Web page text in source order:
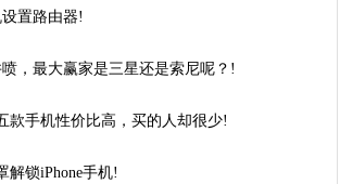
置路由器!
，最大赢家是三星还是索尼呢？!
款手机性价比高，买的人却很少!
解锁iPhone手机!